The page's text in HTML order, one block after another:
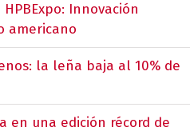
Innovación
americano
la leña baja al 10% de
en una edición récord de